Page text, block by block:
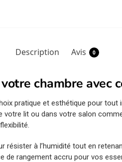
Description Avis 0
chambre avec
pratique et esthétique pour tout
lit ou dans votre salon
résister à l’humidité tout en
rangement accru pour vos